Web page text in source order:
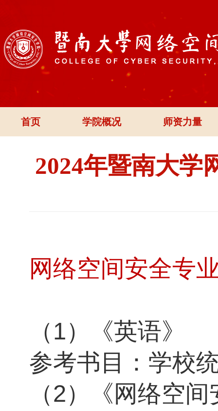
首页 学院概况 师资力量
2024年暨南大学
网络空间安全专
（1）《英语》
参考书目： 学校
（2）《网络空